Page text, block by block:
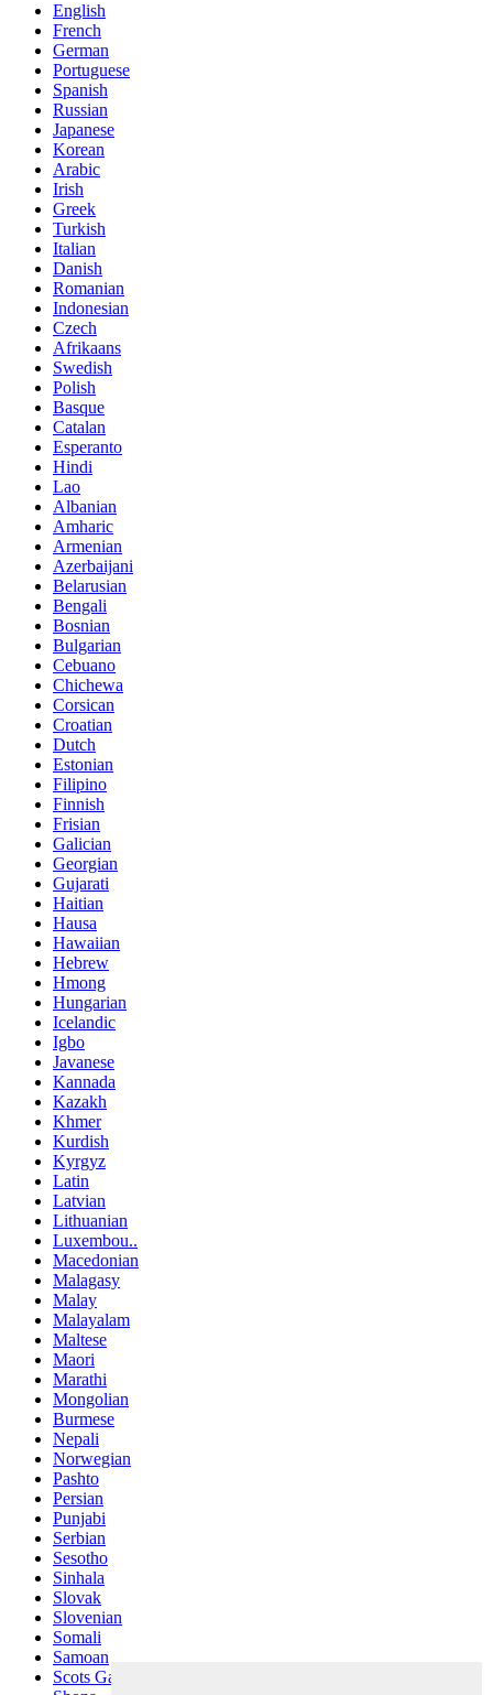
English
French
German
Portuguese
Spanish
Russian
Japanese
Korean
Arabic
Irish
Greek
Turkish
Italian
Danish
Romanian
Indonesian
Czech
Afrikaans
Swedish
Polish
Basque
Catalan
Esperanto
Hindi
Lao
Albanian
Amharic
Armenian
Azerbaijani
Belarusian
Bengali
Bosnian
Bulgarian
Cebuano
Chichewa
Corsican
Croatian
Dutch
Estonian
Filipino
Finnish
Frisian
Galician
Georgian
Gujarati
Haitian
Hausa
Hawaiian
Hebrew
Hmong
Hungarian
Icelandic
Igbo
Javanese
Kannada
Kazakh
Khmer
Kurdish
Kyrgyz
Latin
Latvian
Lithuanian
Luxembou..
Macedonian
Malagasy
Malay
Malayalam
Maltese
Maori
Marathi
Mongolian
Burmese
Nepali
Norwegian
Pashto
Persian
Punjabi
Serbian
Sesotho
Sinhala
Slovak
Slovenian
Somali
Samoan
Scots Gaelic